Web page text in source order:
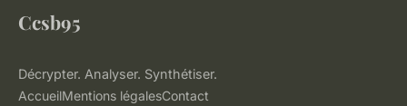
Ccsb95
Décrypter. Analyser. Synthétiser.
AccueilMentions légalesContact